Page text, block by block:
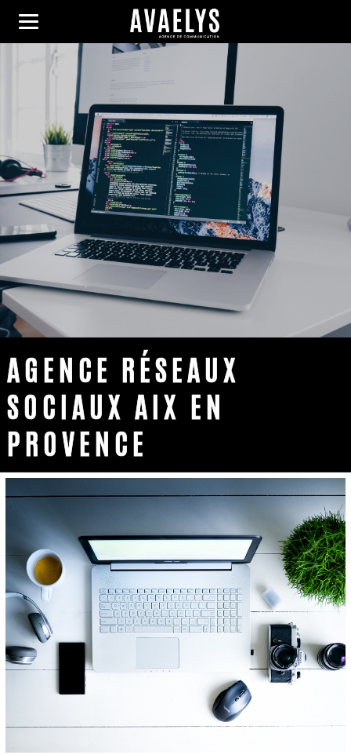
AGENCE RÉSEAUX
SOCIAUX AIX EN
PROVENCE